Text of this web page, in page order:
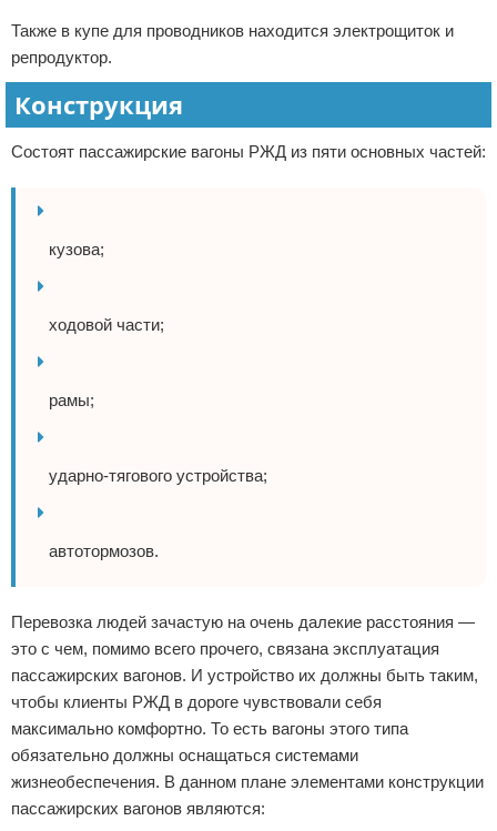
Также в купе для проводников находится электрощиток и
репродуктор.
Конструкция
Состоят пассажирские вагоны РЖД из пяти основных частей:
кузова;
ходовой части;
рамы;
ударно-тягового устройства;
автотормозов.
Перевозка людей зачастую на очень далекие расстояния —
это с чем, помимо всего прочего, связана эксплуатация
пассажирских вагонов. И устройство их должны быть таким,
чтобы клиенты РЖД в дороге чувствовали себя
максимально комфортно. То есть вагоны этого типа
обязательно должны оснащаться системами
жизнеобеспечения. В данном плане элементами конструкции
пассажирских вагонов являются: